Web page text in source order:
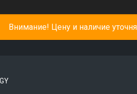
Внимание! Цену и наличие